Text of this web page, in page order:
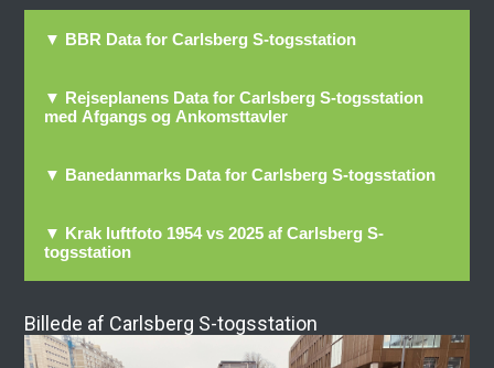
▼ BBR Data for Carlsberg S-togsstation
▼ Rejseplanens Data for Carlsberg S-togsstation
med Afgangs og Ankomsttavler
▼ Banedanmarks Data for Carlsberg S-togsstation
▼ Krak luftfoto 1954 vs 2025 af Carlsberg S-
togsstation
Billede af Carlsberg S-togsstation